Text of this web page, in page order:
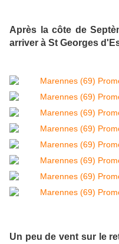
Après la côte de
arriver à St Georges
Un peu de vent sur le